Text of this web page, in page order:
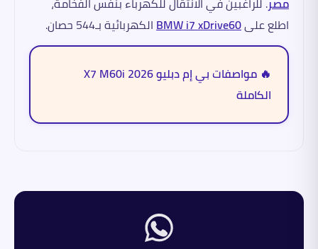
اطلع علىBMW i7 xDrive60الكهربائية بـ544 حصان.
🔥 مواصفات بي إم دبليو X7 M60i 2026
الكاملة